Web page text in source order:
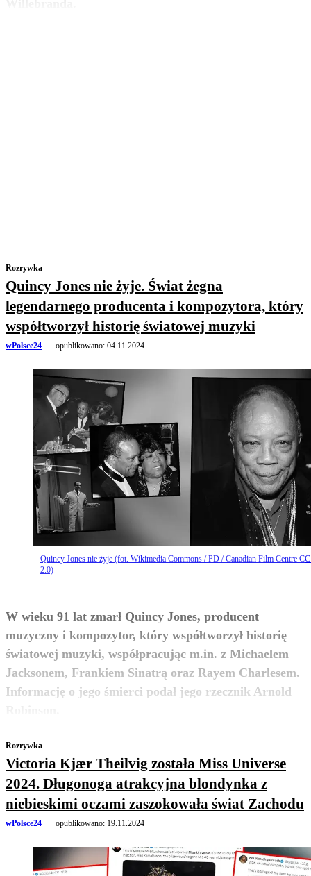
Rozrywka
Quincy Jones nie żyje. Świat żegna
legendarnego producenta i kompozytora, który
współtworzył historię światowej muzyki
wPolsce24 opublikowano: 04.11.2024
Quincy Jones nie żyje (fot. Wikimedia Commons / PD / Canadian Film Centre
2.0)
W wieku 91 lat zmarł Quincy Jones, producent
muzyczny i kompozytor, który współtworzył historię
światowej muzyki, współpracując m.in. z Michaelem
Jacksonem, Frankiem Sinatrą oraz Rayem Charlesem.
Informację o jego śmierci podał jego rzecznik Arnold
zobacz więcej
Rozrywka
Victoria Kjær Theilvig została Miss Universe
2024. Długonoga atrakcyjna blondynka z
niebieskimi oczami zaszokowała świat Zachodu
wPolsce24 opublikowano: 19.11.2024